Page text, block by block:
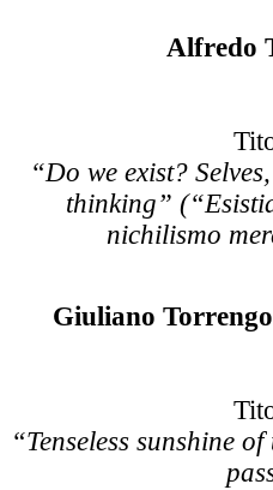
Alfredo
“Do we exist?
thinking”
nichilismo
Giuliano Torrengo
“Tenseless sunshine